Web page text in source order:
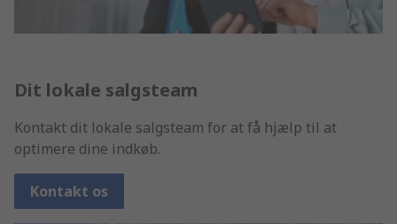
Dit lokale salgsteam
Kontakt dit lokale salgsteam for at få hjælp til at
optimere dine indkøb.
Kontakt os